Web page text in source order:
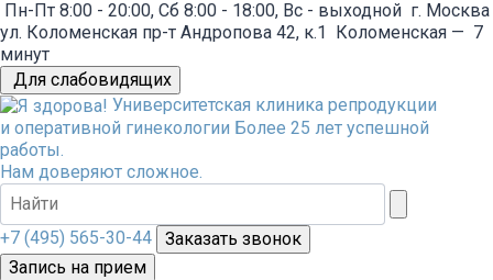
Пн-Пт 8:00 - 20:00, Сб 8:00 - 18:00, Вс - выходной г. Москва
ул. Коломенская пр-т Андропова 42, к.1 Коломенская — 7
минут
Для слабовидящих
Университетская клиника репродукции
и оперативной гинекологии Более 25 лет успешной
работы.
Нам доверяют сложное.
+7 (495) 565-30-44
Заказать звонок
Запись на прием